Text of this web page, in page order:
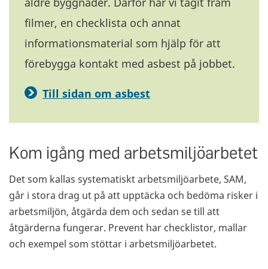
filmer, en checklista och annat
informationsmaterial som hjälp för att
förebygga kontakt med asbest på jobbet.
Till sidan om asbest
Kom igång med arbetsmiljöarbetet
Det som kallas systematiskt arbetsmiljöarbete, SAM,
går i stora drag ut på att upptäcka och bedöma risker i
arbetsmiljön, åtgärda dem och sedan se till att
åtgärderna fungerar. Prevent har checklistor, mallar
och exempel som stöttar i arbetsmiljöarbetet.